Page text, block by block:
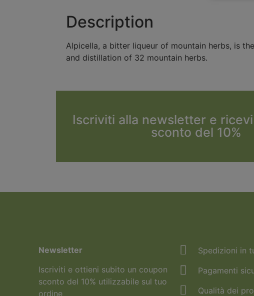
Description
Alpicella, a bitter liqueur of mountain herbs, is
and distillation of 32 mountain herbs.
Iscriviti alla newsletter e
sconto del 10%
Newsletter
Iscriviti e ottieni subito un coupon
sconto del 10% utilizzabile sul tuo
ordine
Spedizioni in
Pagamenti
Qualità dei